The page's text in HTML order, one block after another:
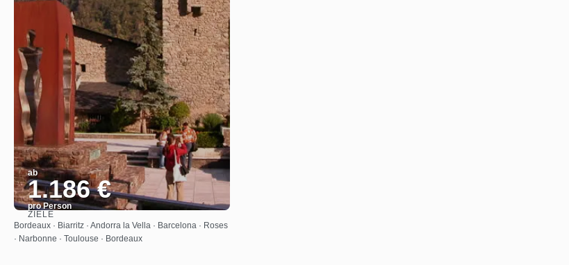
ab
1.186 €
pro Person
Sehen
ZIELE
Bordeaux · Biarritz · Andorra la Vella · Barcelona · Roses
· Narbonne · Toulouse · Bordeaux